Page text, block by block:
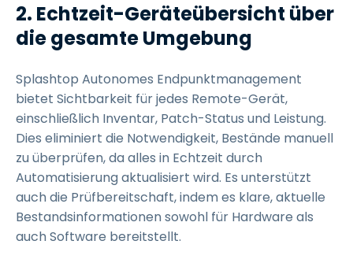
2. Echtzeit-Geräteübersicht über
die gesamte Umgebung
Splashtop Autonomes Endpunktmanagement
bietet Sichtbarkeit für jedes Remote-Gerät,
einschließlich Inventar, Patch-Status und Leistung.
Dies eliminiert die Notwendigkeit, Bestände manuell
zu überprüfen, da alles in Echtzeit durch
Automatisierung aktualisiert wird. Es unterstützt
auch die Prüfbereitschaft, indem es klare, aktuelle
Bestandsinformationen sowohl für Hardware als
auch Software bereitstellt.